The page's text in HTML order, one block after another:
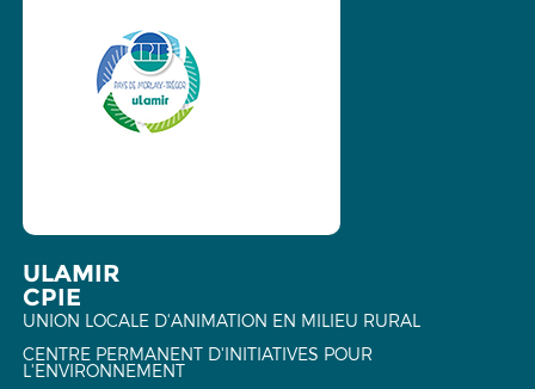
ULAMIR
CPIE
UNION LOCALE D'ANIMATION EN MILIEU RURAL
CENTRE PERMANENT D'INITIATIVES POUR
L'ENVIRONNEMENT